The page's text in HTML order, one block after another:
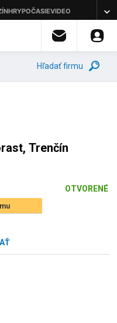
Hľadať firmu
Trenčín
OTVORENÉ